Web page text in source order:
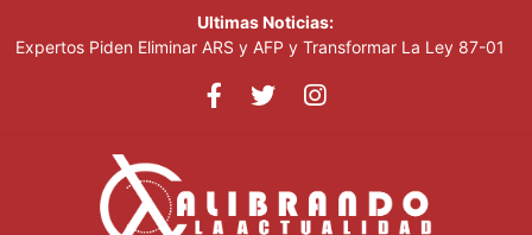
Ultimas Noticias:
Expertos Piden Eliminar ARS y AFP y Transformar La Ley 87-01
miembros de la Fuerza del Pueblo
Acciones De Sandisk Suben 2,800% En Doce Meses Impulsadas
Por La Demanda De IA
Plataforma Cripto Vinculada A Irán Movió US$6,300 Millones